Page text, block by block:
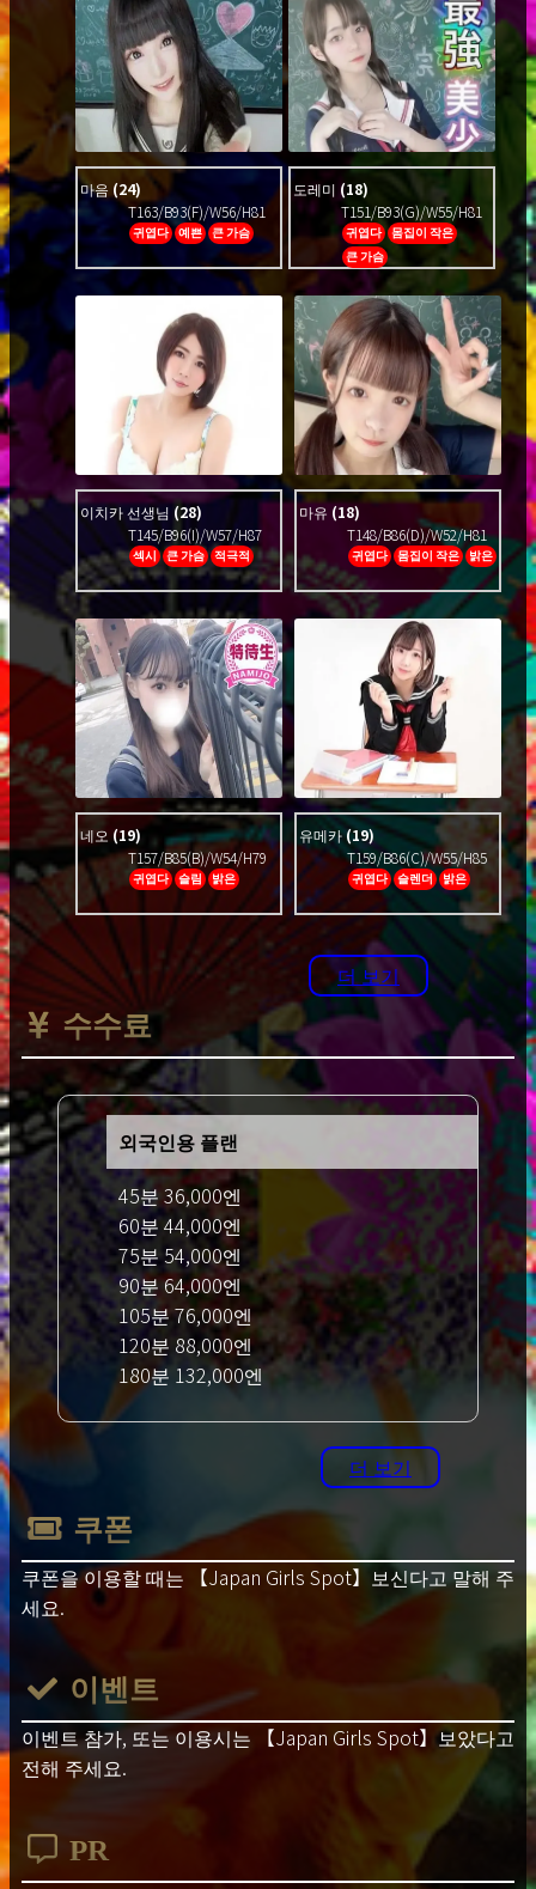
마음 (24)
T163/B93(F)/W56/H81
귀엽다 예쁜 큰 가슴
도레미 (18)
T151/B93(G)/W55/H81
귀엽다 몸집이 작은
큰 가슴
이치카 선생님 (28)
T145/B96(I)/W57/H87
섹시 큰 가슴 적극적
마유 (18)
T148/B86(D)/W52/H81
귀엽다 몸집이 작은 밝은
네오 (19)
T157/B85(B)/W54/H79
귀엽다 슬림 밝은
유메카(19)
T159/B86(C)/W55/H85
귀엽다 슬렌더 밝은
더 보기
수수료
외국인용 플랜
45분 36,000엔
60분 44,000엔
75분 54,000엔
90분 64,000엔
105분 76,000엔
120분 88,000엔
180분 132,000엔
더 보기
쿠폰
쿠폰을 이용할 때는 【Japan Girls Spot】 보신다고 말해 주
세요.
이벤트
이벤트 참가, 또는 이용시는 【Japan Girls Spot】보았다고
전해 주세요.
PR